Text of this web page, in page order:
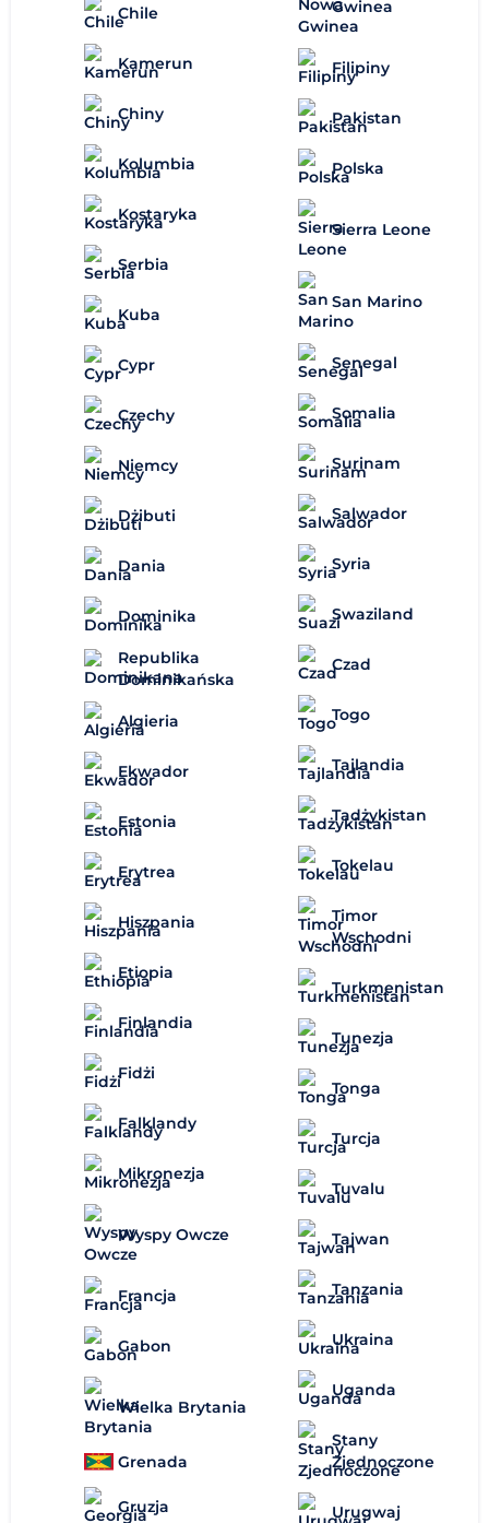
Chile
Kamerun
Chiny
Kolumbia
Kostaryka
Serbia
Kuba
Cypr
Czechy
Niemcy
Dżibuti
Dania
Dominika
Republika
Dominikańska
Algieria
Ekwador
Estonia
Erytrea
Hiszpania
Etiopia
Finlandia
Fidżi
Falklandy
Mikronezja
Wyspy Owcze
Francja
Gabon
Wielka Brytania
Grenada
Gruzja
Gwinea
Filipiny
Pakistan
Polska
Sierra Leone
San Marino
Senegal
Somalia
Surinam
Salwador
Syria
Swaziland
Czad
Togo
Tajlandia
Tadżykistan
Tokelau
Timor
Wschodni
Turkmenistan
Tunezja
Tonga
Turcja
Tuvalu
Tajwan
Tanzania
Ukraina
Uganda
Stany
Zjednoczone
Urugwaj